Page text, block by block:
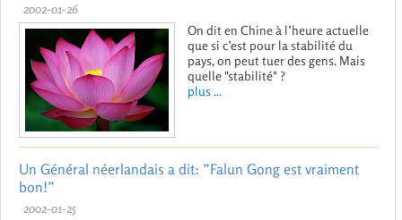
2002-01-26
On dit en Chine à l’heure actuelle
que si c’est pour la stabilité du
pays, on peut tuer des gens. Mais
quelle "stabilité" ?
plus ...
Un Général néerlandais a dit: ”Falun Gong est vraiment
bon!”
2002-01-25